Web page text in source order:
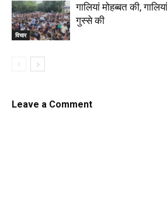
विचार
गालियां मोहब्बत की,
गुस्से की
Leave a Comment